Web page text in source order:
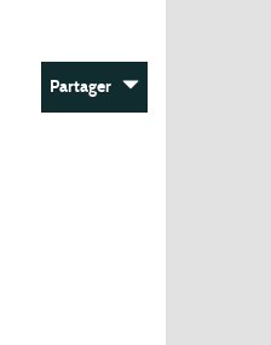
Partager